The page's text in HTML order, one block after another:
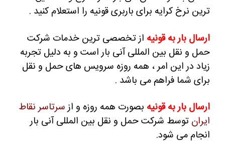
ترین نرخ کرایه برای باربری قونیه را استعلام کنید .
ارسال بار به قونیه از تخصصی ترین خدمات شرکت
حمل و نقل بین المللی آنی بار است و به دلیل تجربه
زیاد در این امر ، همه روزه سرویس های حمل و نقل
برای شما فراهم می باشد .
ارسال بار به قونیه بصورت همه روزه و ازسرتاسر نقاط
ایران توسط شرکت حمل و نقل بین المللی آنی بار
انجام می شود.